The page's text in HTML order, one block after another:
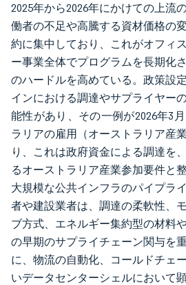
2025年から2026年にかけての上流
働者の不足や高騰する資材価格の
約に集中しており、これがオフィ
ー事業全体でプログラムを長期化
のハードルを高めている。政策設
インにおける調達やサプライヤー
能性があり、その一例が2026年3
ラリアの雇用（オーストラリア産
り、これは政府資金による調達を
るオーストラリア産業参加要件と
大規模な公共インフラのパイプラ
者や建設業者は、調達の柔軟性、
ブ方式、エネルギー集約型の材料
の早期のサプライチェーン関与を
に、物流の自動化、コールドチェ
いデータセンターシェルにおいて顕